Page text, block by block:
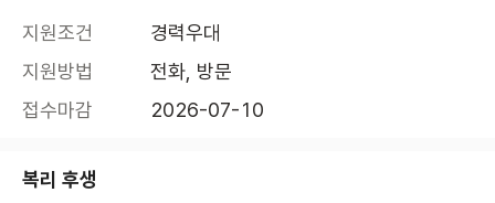
지원조건
경력우대
지원방법
전화, 방문
접수마감
2026-07-10
복리 후생